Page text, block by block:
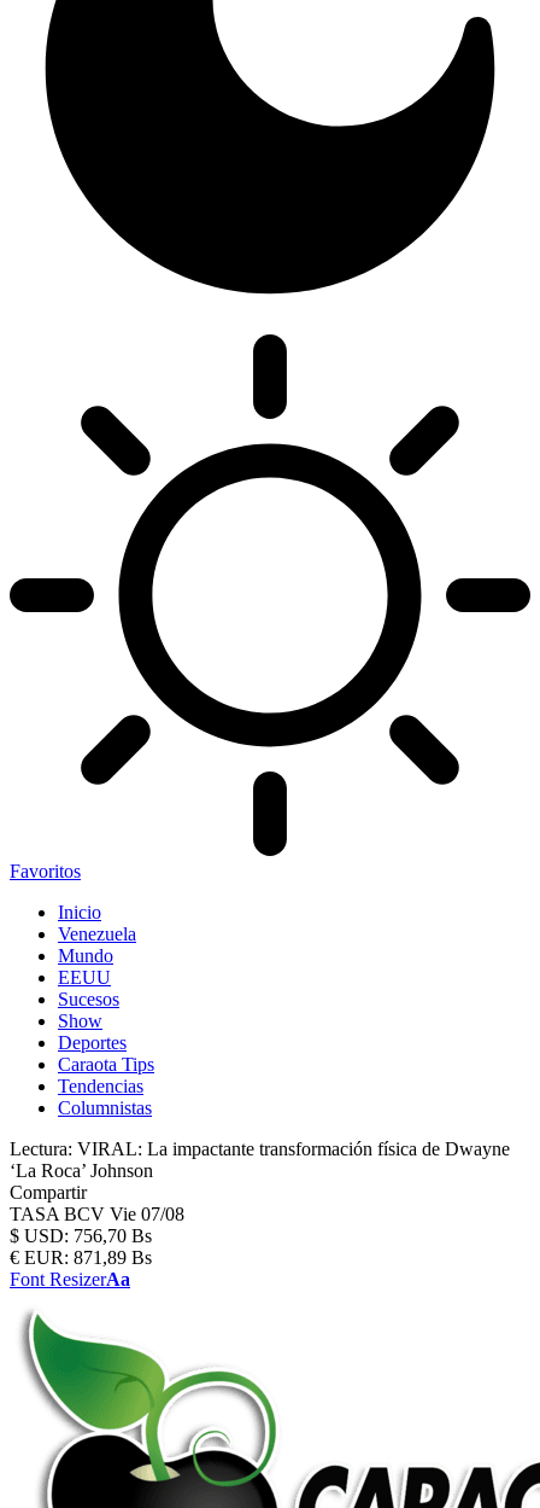
Favoritos
Inicio
Venezuela
Mundo
EEUU
Sucesos
Show
Deportes
Caraota Tips
Tendencias
Columnistas
Lectura: VIRAL: La impactante transformación física de Dwayne
‘La Roca’ Johnson
Compartir
TASA BCV Vie 07/08
$ USD: 756,70 Bs
€ EUR: 871,89 Bs
Font ResizerAa